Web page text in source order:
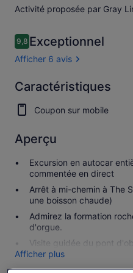
Activité proposée par Gray
Avis
voyageurs
9,89,8 sur 10
Exceptionnel
Afficher 6 avis
9.89.8 sur 10
Exceptionnel
Afficher
les
Caractéristiques
Coupon sur mobile
Aperçu
Excursion en autocar
commentée en direct
Arrêt à mi-chemin à The
une boisson chaude)
Admirez la formation
d'orgue.
Visite guidée du pont
Afficher plus